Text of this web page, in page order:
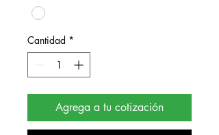
Cantidad *
Agrega a tu cotización